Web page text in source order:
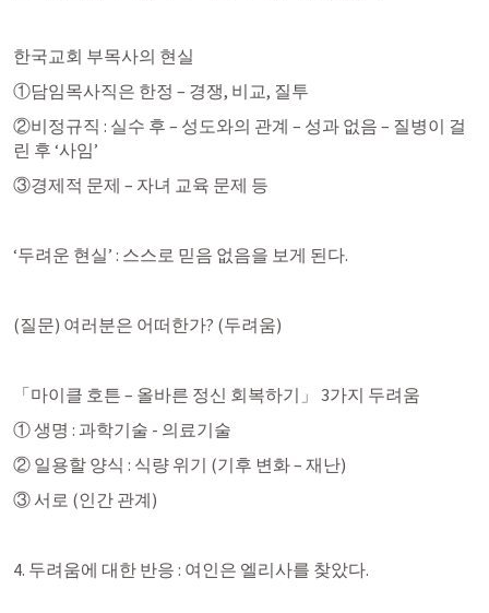
한국교회 부목사의 현실
①담임목사직은 한정 – 경쟁, 비교, 질투
②비정규직 : 실수 후 – 성도와의 관계 – 성과 없음 – 질병이 걸
린 후 ‘사임’
③경제적 문제 – 자녀 교육 문제 등
‘두려운 현실’ : 스스로 믿음 없음을 보게 된다.
(질문) 여러분은 어떠한가? (두려움)
「마이클 호튼 – 올바른 정신 회복하기」 3가지 두려움
① 생명 : 과학기술 - 의료기술
② 일용할 양식 : 식량 위기 (기후 변화 – 재난)
③ 서로 (인간 관계)
4. 두려움에 대한 반응 : 여인은 엘리사를 찾았다.